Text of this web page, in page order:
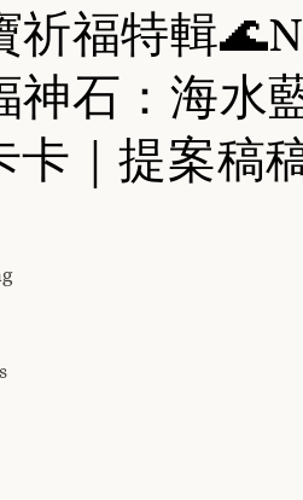
祈福特輯
神石：海水
卡｜提案稿